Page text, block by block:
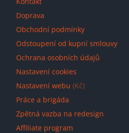
Doprava
Obchodní podmínky
Odstoupení od kupní smlouvy
Ochrana osobních údajů
Nastavení cookies
Nastavení webu (Kč)
Práce a brigáda
Zpětná vazba na redesign
Affiliate program